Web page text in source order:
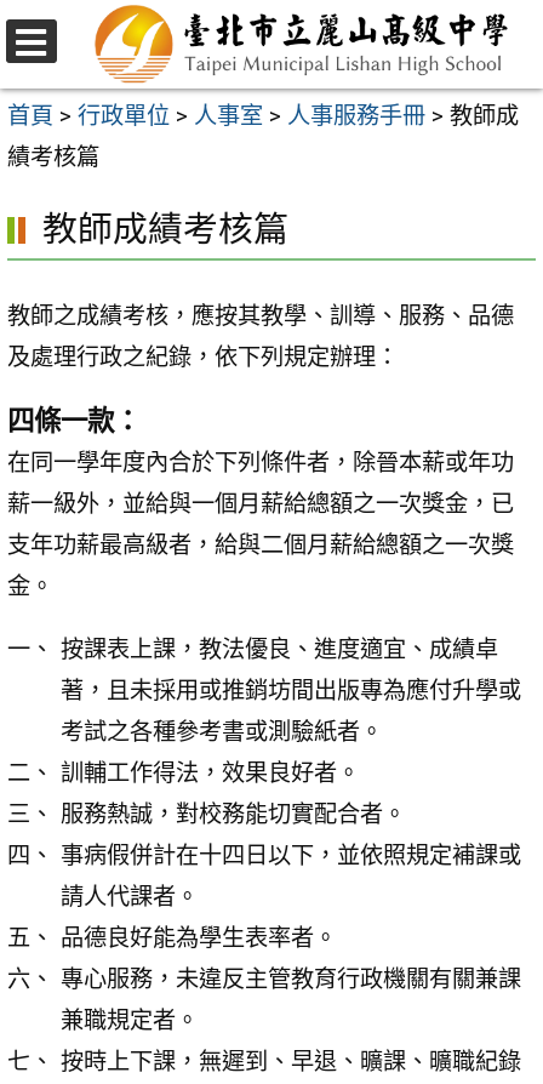
跳
至
主
要
容
區
選
單
首頁 > 行政單位 > 人事室 > 人事服務手冊 > 教師成
績考核篇
教師成績考核篇
教師之成績考核，應按其教學、訓導、服務、品德
及處理行政之紀錄，依下列規定辦理：
四條一款：
在同一學年度內合於下列條件者，除晉本薪或年功
薪一級外，並給與一個月薪給總額之一次獎金，已
支年功薪最高級者，給與二個月薪給總額之一次獎
金。
按課表上課，教法優良、進度適宜、成績卓
著，且未採用或推銷坊間出版專為應付升學或
考試之各種參考書或測驗紙者。
訓輔工作得法，效果良好者。
服務熱誠，對校務能切實配合者。
事病假併計在十四日以下，並依照規定補課或
請人代課者。
品德良好能為學生表率者。
專心服務，未違反主管教育行政機關有關兼課
兼職規定者。
按時上下課，無遲到、早退、曠課、曠職紀錄